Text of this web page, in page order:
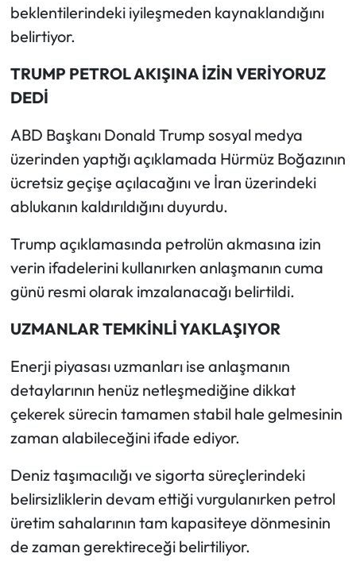
beklentilerindeki iyileşmeden kaynaklandığını
belirtiyor.
TRUMP PETROL AKIŞINA İZİN VERİYORUZ
DEDİ
ABD Başkanı Donald Trump sosyal medya
üzerinden yaptığı açıklamada Hürmüz Boğazının
ücretsiz geçişe açılacağını ve İran üzerindeki
ablukanın kaldırıldığını duyurdu.
Trump açıklamasında petrolün akmasına izin
verin ifadelerini kullanırken anlaşmanın cuma
günü resmi olarak imzalanacağı belirtildi.
UZMANLAR TEMKİNLİ YAKLAŞIYOR
Enerji piyasası uzmanları ise anlaşmanın
detaylarının henüz netleşmediğine dikkat
çekerek sürecin tamamen stabil hale gelmesinin
zaman alabileceğini ifade ediyor.
Deniz taşımacılığı ve sigorta süreçlerindeki
belirsizliklerin devam ettiği vurgulanırken petrol
üretim sahalarının tam kapasiteye dönmesinin
de zaman gerektireceği belirtiliyor.
Sağlık
Spor
Sungurlu Haberleri
Turizm
Uğurludağ Haberleri
Yaşam
Yayla Haber
Yemek Tarifleri
Yerel Haberler